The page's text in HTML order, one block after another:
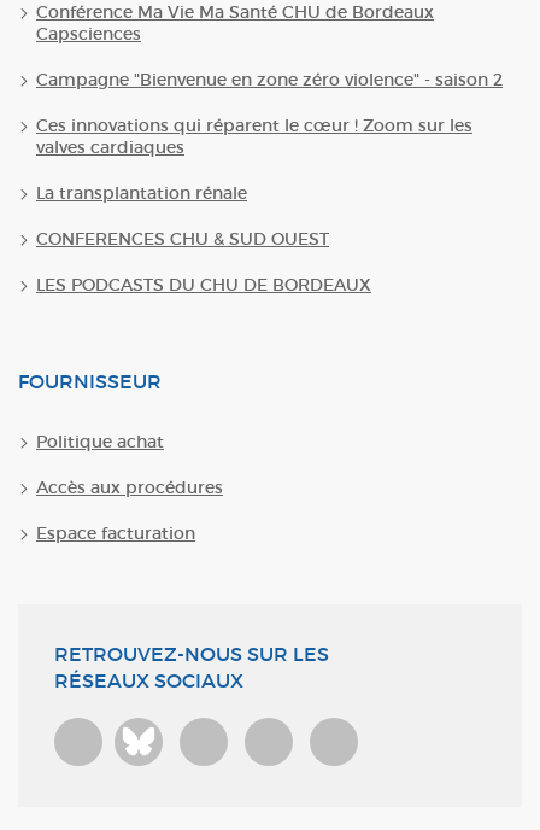
Conférence Ma Vie Ma Santé CHU de Bordeaux
Capsciences
Campagne "Bienvenue en zone zéro violence" - saison 2
Ces innovations qui réparent le cœur ! Zoom sur les
valves cardiaques
La transplantation rénale
CONFERENCES CHU & SUD OUEST
LES PODCASTS DU CHU DE BORDEAUX
FOURNISSEUR
Politique achat
Accès aux procédures
Espace facturation
RETROUVEZ-NOUS SUR LES
RÉSEAUX SOCIAUX
Bluesky